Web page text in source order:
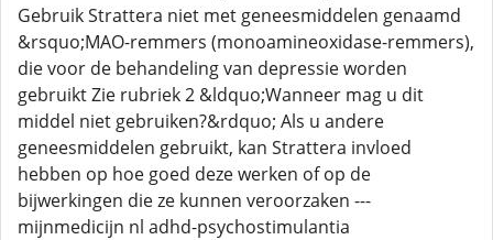
Gebruik Strattera niet met geneesmiddelen genaamd
&rsquo;MAO-remmers (monoamineoxidase-remmers),
die voor de behandeling van depressie worden
gebruikt Zie rubriek 2 &ldquo;Wanneer mag u dit
middel niet gebruiken?&rdquo; Als u andere
geneesmiddelen gebruikt, kan Strattera invloed
hebben op hoe goed deze werken of op de
bijwerkingen die ze kunnen veroorzaken ---
mijnmedicijn nl adhd-psychostimulantia